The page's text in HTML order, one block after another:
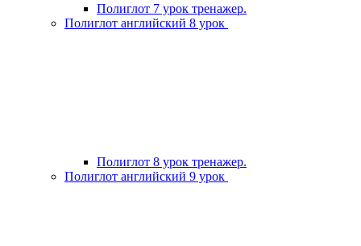
Полиглот 7 урок тренажер.
Полиглот английский 8 урок
Полиглот 8 урок тренажер.
Полиглот английский 9 урок